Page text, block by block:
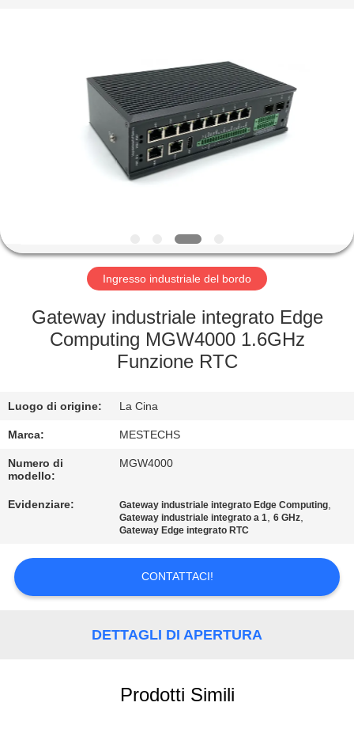
PRODOTTI
GIRO
FABBRICA
CONTROLLO
QUALITÀ
CONTATTICI
NOTIZIE
MAPPA
DEL
Ingresso industriale del bordo
Gateway industriale integrato Edge
Computing MGW4000 1.6GHz
Funzione RTC
Luogo di origine: La Cina
Marca: MESTECHS
Numero di
modello:
MGW4000
Evidenziare: Gateway industriale integrato Edge Computing,
Gateway industriale integrato a 1,6 GHz,
Gateway Edge integrato RTC
CONTATTACI!
DETTAGLI DI APERTURA
Prodotti Simili